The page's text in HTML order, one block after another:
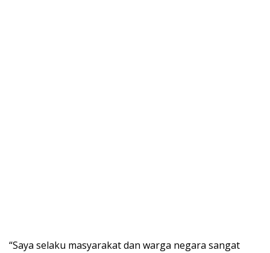
“Saya selaku masyarakat dan warga negara sangat